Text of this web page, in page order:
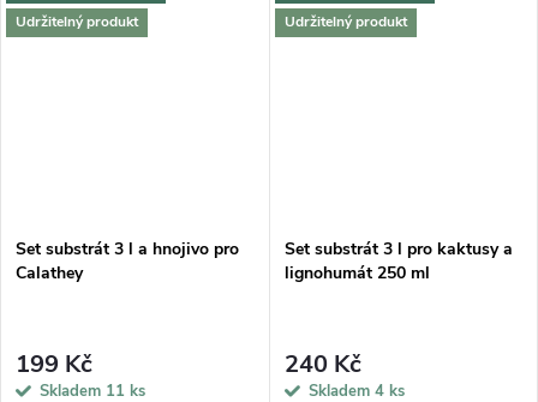
Udržitelný produkt
Set substrát 3 l a hnojivo pro
Calathey
199 Kč
Skladem 11 ks
Udržitelný produkt
Set substrát 3 l pro kaktusy a
lignohumát 250 ml
240 Kč
Skladem 4 ks